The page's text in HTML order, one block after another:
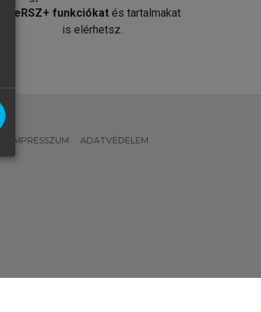
MeRSZ+ funkciókat és tartalmakat
is elérhetsz.
IMPRESSZUM ADATVÉDELEM